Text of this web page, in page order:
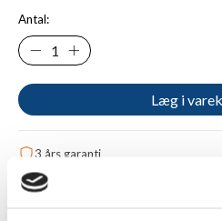
Antal:
Læg i
3 års garanti
Gratis fragt fra 1.000 kr.
Betal sikkert med Apple Pay,